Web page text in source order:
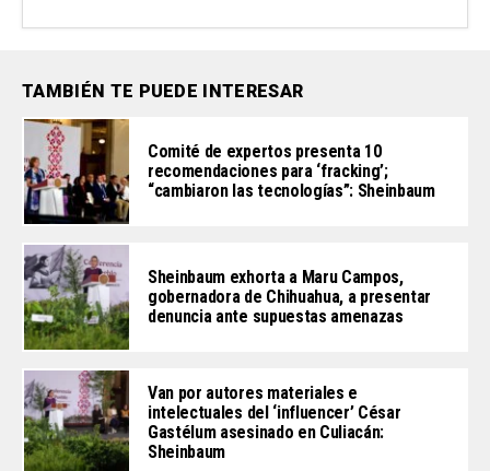
TAMBIÉN TE PUEDE INTERESAR
Comité de expertos presenta 10
recomendaciones para ‘fracking’;
“cambiaron las tecnologías”: Sheinbaum
Sheinbaum exhorta a Maru Campos,
gobernadora de Chihuahua, a presentar
denuncia ante supuestas amenazas
Van por autores materiales e
intelectuales del ‘influencer’ César
Gastélum asesinado en Culiacán:
Sheinbaum